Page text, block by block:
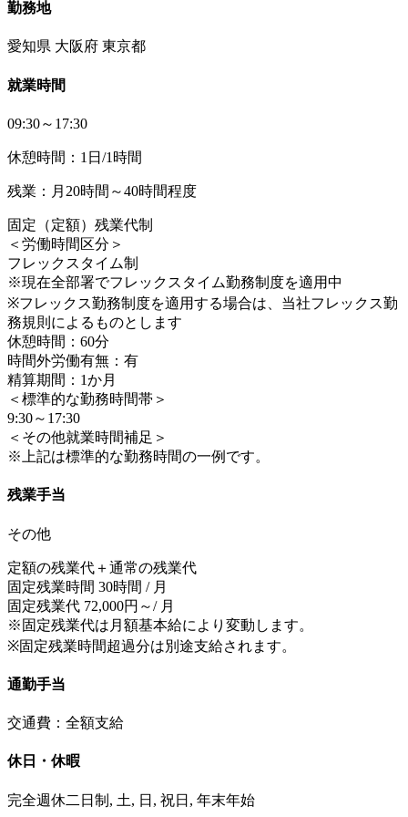
勤務地
愛知県 大阪府 東京都
就業時間
09:30～17:30
休憩時間：1日/1時間
残業：月20時間～40時間程度
固定（定額）残業代制
＜労働時間区分＞
フレックスタイム制
※現在全部署でフレックスタイム勤務制度を適用中
※フレックス勤務制度を適用する場合は、当社フレックス勤
務規則によるものとします
休憩時間：60分
時間外労働有無：有
精算期間：1か月
＜標準的な勤務時間帯＞
9:30～17:30
＜その他就業時間補足＞
※上記は標準的な勤務時間の一例です。
残業手当
その他
定額の残業代＋通常の残業代
固定残業時間 30時間 / 月
固定残業代 72,000円～/ 月
※固定残業代は月額基本給により変動します。
※固定残業時間超過分は別途支給されます。
通勤手当
交通費：全額支給
休日・休暇
完全週休二日制, 土, 日, 祝日, 年末年始